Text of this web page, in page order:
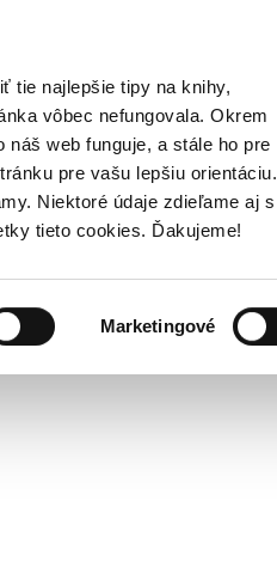
tie najlepšie tipy na knihy,
vôbec nefungovala. Okrem
web funguje, a stále ho pre
pre vašu lepšiu orientáciu.
Niektoré údaje zdieľame aj s
tieto cookies. Ďakujeme!
Marketingové